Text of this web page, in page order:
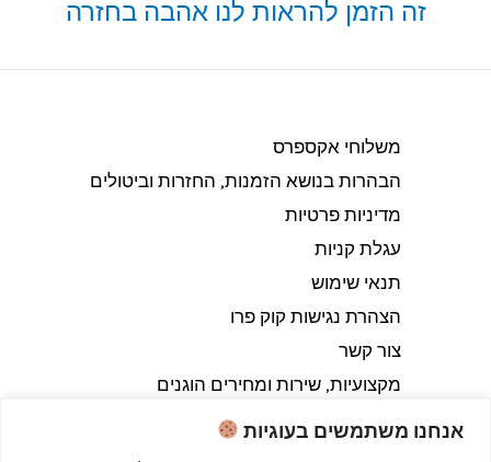
אנחנו משתמשים בעוגיות
זה הזמן להראות לנו אהבה בחזרה
משלוחי אקספרס
הבהרות בנושא הזמנות, החזרות וביטולים​
מדיניות פרטיות
עגלת קניות
תנאי שימוש
הצהרת נגישות קוק פרו
צור קשר
מקצועיות, שירות ומחירים הוגנים